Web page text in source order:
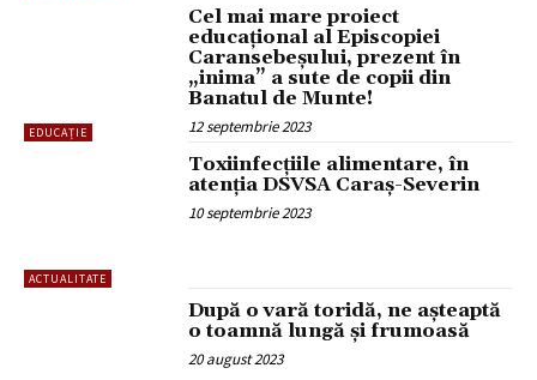
EDUCAȚIE
Cel mai mare proiect
educațional al Episcopiei
Caransebeșului, prezent în
„inima” a sute de copii din
Banatul de Munte!
12 septembrie 2023
ACTUALITATE
Toxiinfecțiile alimentare, în
atenția DSVSA Caraș-Severin
10 septembrie 2023
După o vară toridă, ne așteaptă
o toamnă lungă și frumoasă
20 august 2023